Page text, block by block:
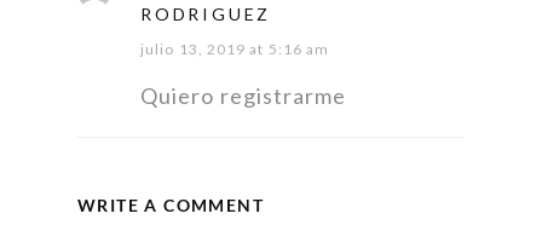
RODRIGUEZ
julio 13, 2019 at 5:16 am
Quiero registrarme
WRITE A COMMENT